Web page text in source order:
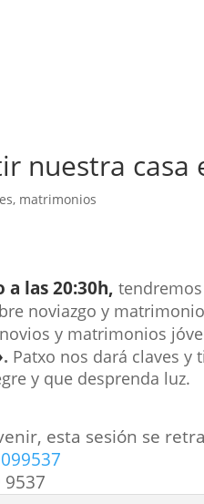
nuestra casa
, matrimonios
las 20:30h,
noviazgo y
y matrimonios
. Patxo nos dará claves y
y que desprenda luz.
esta sesión se
9537